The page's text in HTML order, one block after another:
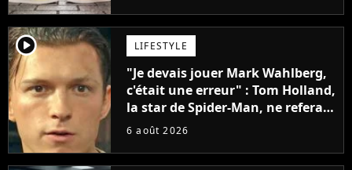
player2 LIFESTYLE
"Je devais jouer Mark Wahlberg,
c'était une erreur" : Tom Holland,
la star de Spider-Man, ne referait
pas ce blockbuster
6 août 2026